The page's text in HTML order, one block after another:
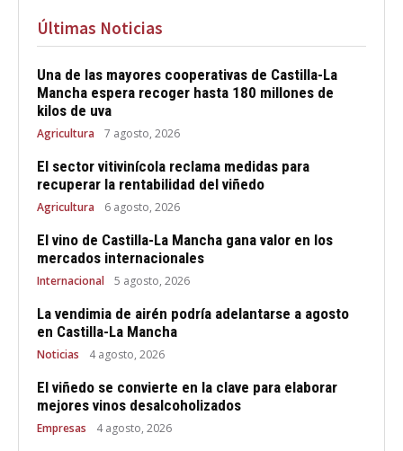
Últimas Noticias
Una de las mayores cooperativas de Castilla-La
Mancha espera recoger hasta 180 millones de
kilos de uva
Agricultura 7 agosto, 2026
El sector vitivinícola reclama medidas para
recuperar la rentabilidad del viñedo
Agricultura 6 agosto, 2026
El vino de Castilla-La Mancha gana valor en los
mercados internacionales
Internacional 5 agosto, 2026
La vendimia de airén podría adelantarse a agosto
en Castilla-La Mancha
Noticias 4 agosto, 2026
El viñedo se convierte en la clave para elaborar
mejores vinos desalcoholizados
Empresas 4 agosto, 2026